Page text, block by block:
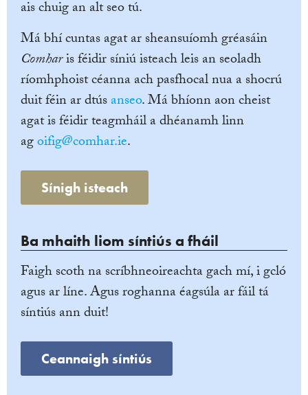
ais chuig an alt seo tú.
Má bhí cuntas agat ar sheansuíomh gréasáin
Comharis féidir síniú isteach leis an seoladh
ríomhphoist céanna ach pasfhocal nua a shocrú
duit féin ar dtúsanseo. Má bhíonn aon cheist
agat is féidir teagmháil a dhéanamh linn
agoifig@comhar.ie.
Sínigh isteach
Ba mhaith liom síntiús a fháil
Faigh scoth na scríbhneoireachta gach mí, i gcló
agus ar líne. Agus roghanna éagsúla ar fáil tá
síntiús ann duit!
Ceannaigh síntiús